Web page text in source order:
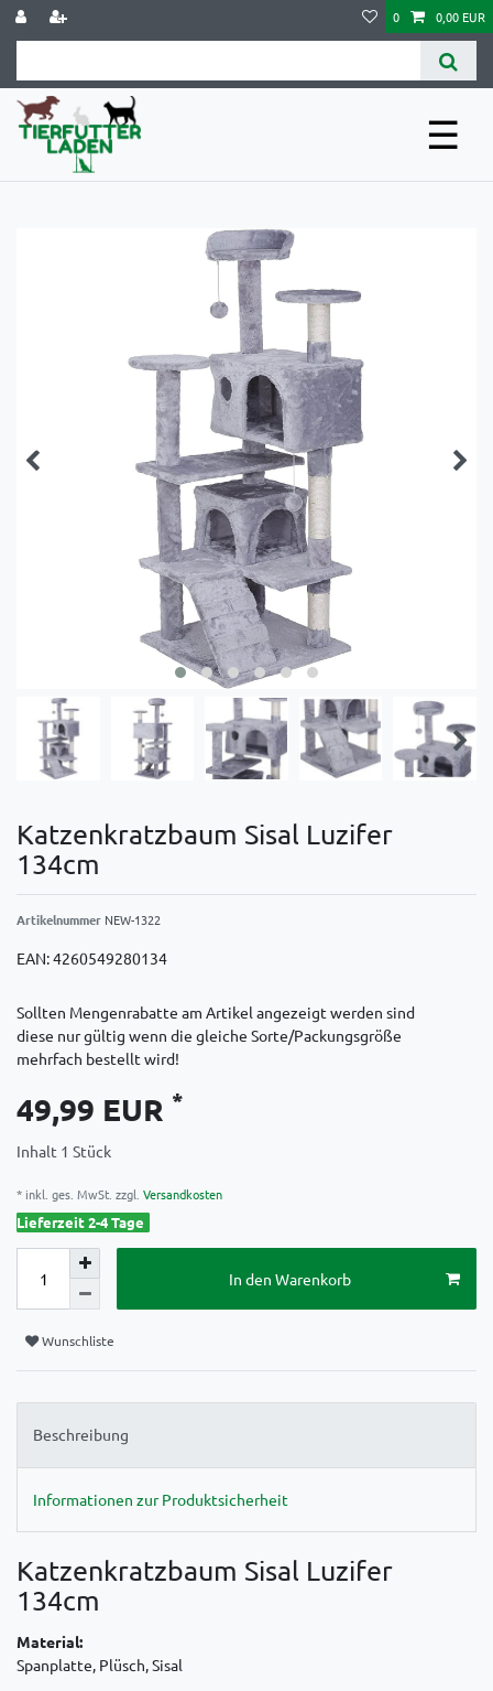
0 0,00 EUR
☰
Katzenkratzbaum Sisal Luzifer
134cm
Artikelnummer NEW-1322
EAN:4260549280134
Sollten Mengenrabatte am Artikel angezeigt werden sind
diese nur gültig wenn die gleiche Sorte/Packungsgröße
mehrfach bestellt wird!
49,99 EUR *
Inhalt 1 Stück
* inkl. ges. MwSt. zzgl. Versandkosten
Lieferzeit 2-4 Tage
In den Warenkorb
Wunschliste
Beschreibung
Informationen zur Produktsicherheit
Katzenkratzbaum Sisal Luzifer
134cm
Material:
Spanplatte, Plüsch, Sisal